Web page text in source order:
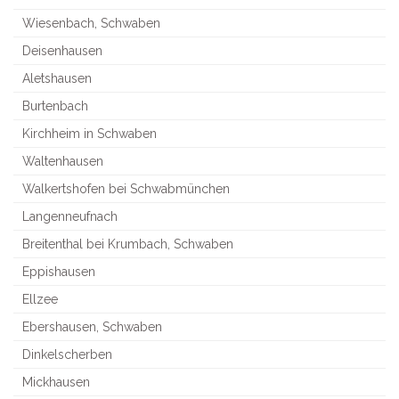
Wiesenbach, Schwaben
Deisenhausen
Aletshausen
Burtenbach
Kirchheim in Schwaben
Waltenhausen
Walkertshofen bei Schwabmünchen
Langenneufnach
Breitenthal bei Krumbach, Schwaben
Eppishausen
Ellzee
Ebershausen, Schwaben
Dinkelscherben
Mickhausen